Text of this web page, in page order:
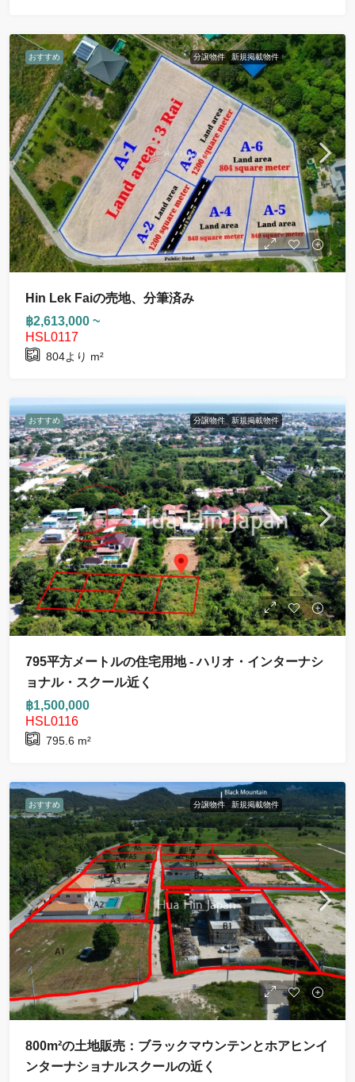
おすすめ 分譲物件 新規掲載物件
Hin Lek Faiの売地、分筆済み
฿2,613,000 ~
HSL0117
804より m²
おすすめ 分譲物件 新規掲載物件
795平方メートルの住宅用地 - ハリオ・インターナシ
ョナル・スクール近く
฿1,500,000
HSL0116
795.6 m²
おすすめ 分譲物件 新規掲載物件
800m²の土地販売：ブラックマウンテンとホアヒンイ
ンターナショナルスクールの近く